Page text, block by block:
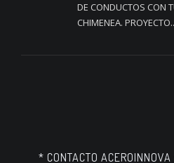
DE CONDUCTOS CON
CHIMENEA.
* CONTACTO